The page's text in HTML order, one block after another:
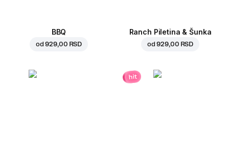
BBQ
od929,00 RSD
Ranch Piletina & Šunka
od929,00 RSD
hit